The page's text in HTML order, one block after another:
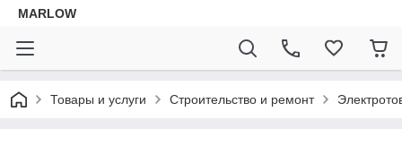
MARLOW
Товары и услуги Строительство и ремонт